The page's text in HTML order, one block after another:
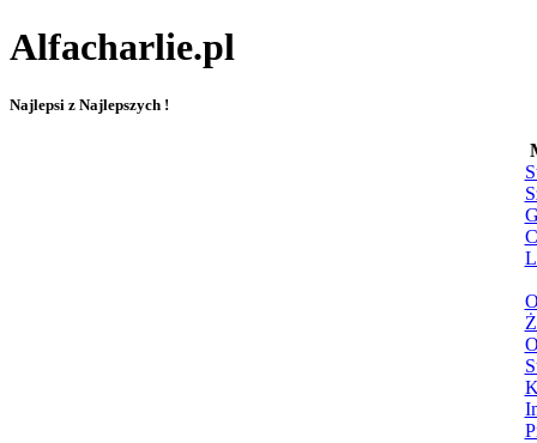
Alfacharlie.pl
Najlepsi z Najlepszych !